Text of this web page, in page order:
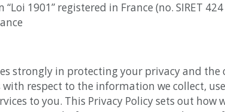
1901” registered in France (no. SIRET
strongly in protecting your privacy and
respect to the information we collect,
to you. This Privacy Policy sets out how